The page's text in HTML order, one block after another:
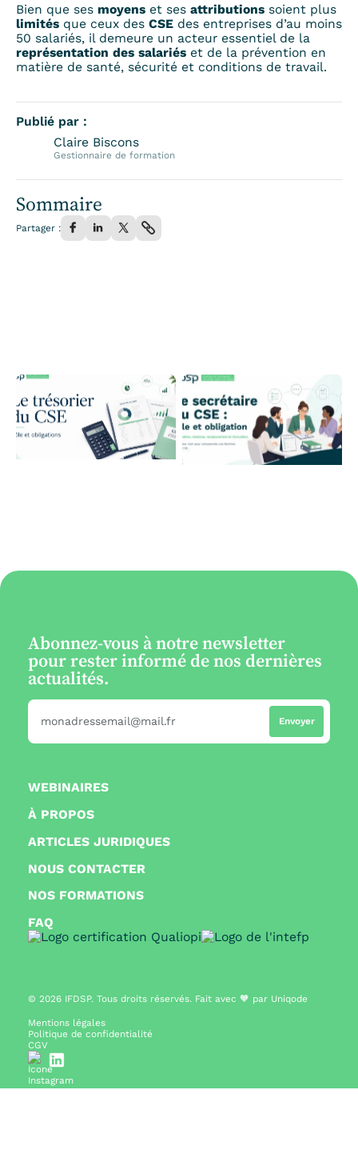
Sommaire
Partager :
Bien que ses moyens et ses attributions soient plus
limités que ceux des CSE des entreprises d’au moins
50 salariés, il demeure un acteur essentiel de la
représentation des salariéset de la prévention en
matière de santé, sécurité et conditions de travail.
Publié par :
Claire Biscons
Gestionnaire de formation
NOS FORMATIONS
ARTICLES JURIDIQUES
WEBINAIRES
NOUS CONTACTER
À PROPOS
FAQ
Abonnez-vous à notre newsletter
pour rester informé de nos dernières
actualités.
© 2026 IFDSP. Tous droits réservés. Fait avec 🧡 par Uniqode
Mentions légales
Politique de confidentialité
CGV